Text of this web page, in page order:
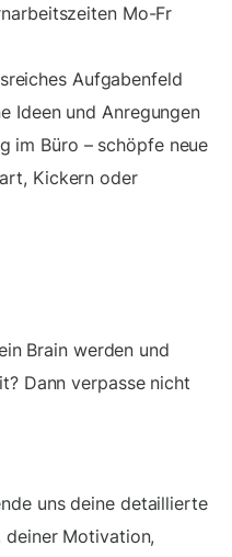
Mo-Fr
Aufgabenfeld
Ideen und Anregungen
im Büro – schöpfe neue
Kickern oder
Brain werden und
Dann verpasse nicht
uns deine detaillierte
deiner Motivation,